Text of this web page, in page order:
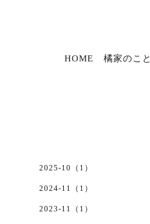
HOME 橘家のこと
2025-10（1）
2024-11（1）
2023-11（1）